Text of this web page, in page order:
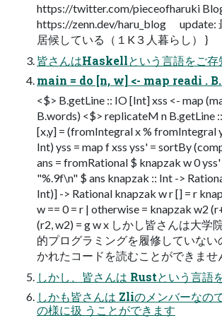
https://twitter.com/pieceofharuki
https://zenn.dev/haru_blog update:
居候している（１K３人暮らし） }
皆さんはHaskellという言語をご存
main = do [n, w] <- map readi .
<$> B.getLine :: IO [Int] xss <- map
B.words) <$> replicateM n B.getLine
[x,y] = (fromIntegral x % fromIntegral
Int) yss = map f xss yss' = sortBy
ans = fromRational $ knapzak w 0
"%.9f\n" $ ans knapzak :: Int ->
Int)] -> Rational knapzak w r [] = r
w == 0 = r | otherwise = knapzak w2
(r2, w2) = g w x しかし皆さんは大学
的プログラミングを履修していない
かれたコードを読むことができませ
しかし、皆さんは Rustという言語
しかも皆さんは Zliのメンバーなの
の様に扱 うことができます